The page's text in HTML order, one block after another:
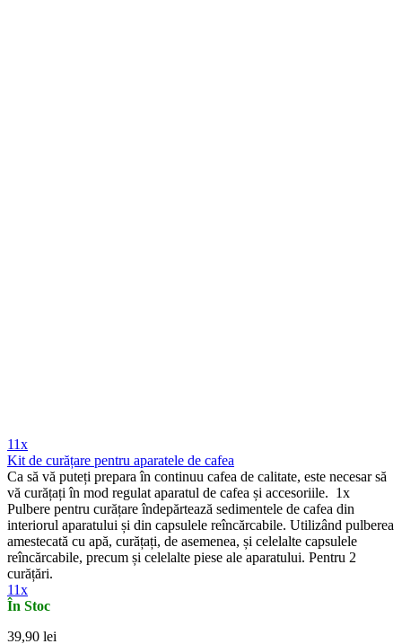
11x
Kit de curățare pentru aparatele de cafea
Ca să vă puteți prepara în continuu cafea de calitate, este necesar să
vă curățați în mod regulat aparatul de cafea și accesoriile. 1x
Pulbere pentru curățare îndepărtează sedimentele de cafea din
interiorul aparatului și din capsulele reîncărcabile. Utilizând pulberea
amestecată cu apă, curățați, de asemenea, și celelalte capsulele
reîncărcabile, precum și celelalte piese ale aparatului. Pentru 2
curățări.
11x
În Stoc
39,90 lei